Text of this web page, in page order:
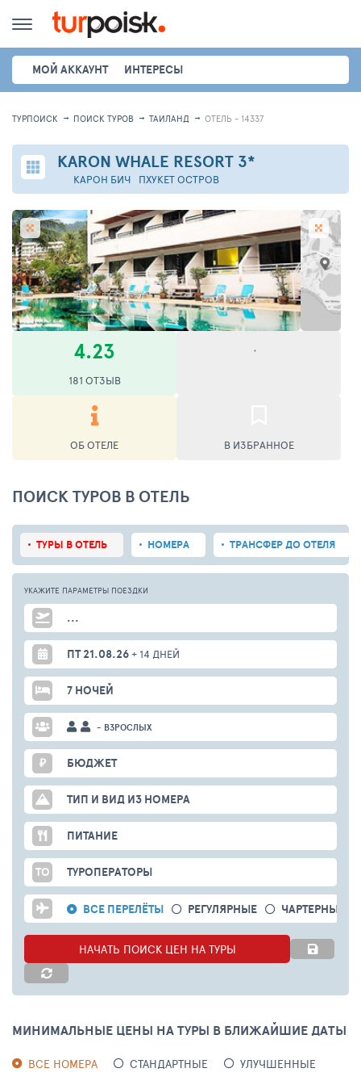
МОЙ АККАУНТ ИНТЕРЕСЫ
ТУРПОИСК ПОИСК ТУРОВ ТАИЛАНД ОТЕЛЬ - 14337
KARON WHALE RESORT 3*
КАРОН БИЧ ПХУКЕТ ОСТРОВ
4.23
181 ОТЗЫВ
ОБ ОТЕЛЕ В ИЗБРАННОЕ
ПОИСК ТУРОВ В ОТЕЛЬ
ТУРЫ В ОТЕЛЬ НОМЕРА ТРАНСФЕР ДО ОТЕЛЯ
УКАЖИТЕ ПАРАМЕТРЫ ПОЕЗДКИ
...
ПТ 21.08.26+ 14 ДНЕЙ
7 НОЧЕЙ
- ВЗРОСЛЫХ
₽ БЮДЖЕТ
ТИП И ВИД ИЗ НОМЕРА
ПИТАНИЕ
ТО ТУРОПЕРАТОРЫ
ВСЕ ПЕРЕЛЁТЫ РЕГУЛЯРНЫЕ ЧАРТЕРНЫЕ
НАЧАТЬ ПОИСК ЦЕН НА ТУРЫ
МИНИМАЛЬНЫЕ ЦЕНЫ НА ТУРЫ В БЛИЖАЙШИЕ ДАТЫ
ВСЕ НОМЕРА СТАНДАРТНЫЕ УЛУЧШЕННЫЕ